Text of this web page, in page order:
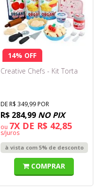
14% OFF
Creative Chefs - Kit Torta
DE R$ 349,99 POR
R$ 284,99 NO PIX
ou 7X DE R$ 42,85
s/juros
à vista com 5% de desconto
COMPRAR